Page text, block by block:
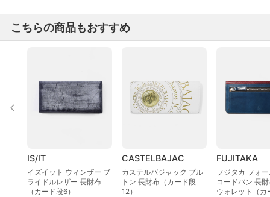
こちらの商品もおすすめ
IS/IT
イズイット ウィンザー ブ
ライドルレザー 長財布
（カード段6）
CASTELBAJAC
カステルバジャック プル
トン 長財布（カード段
12）
FUJITAKA
フジタカ フォ
コードバン 長
ウォレット（カ